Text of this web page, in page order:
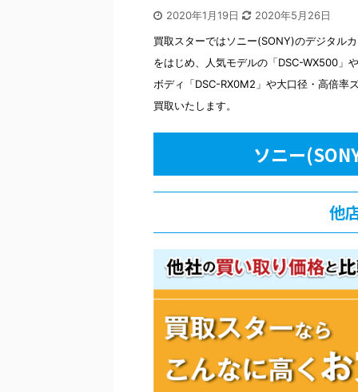
2020年1月19日
2020年5月26日
買取スターではソニー(SONY)のデジタル
をはじめ、人気モデルの「DSC-WX500」
ボディ「DSC-RX0M2」や大口径・高倍率
買取いたします。
ソニー
他